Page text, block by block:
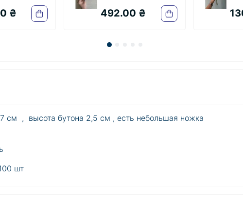
₴ 130.00 ₴
см , высота бутона 2,5 см , есть небольшая ножка
шт